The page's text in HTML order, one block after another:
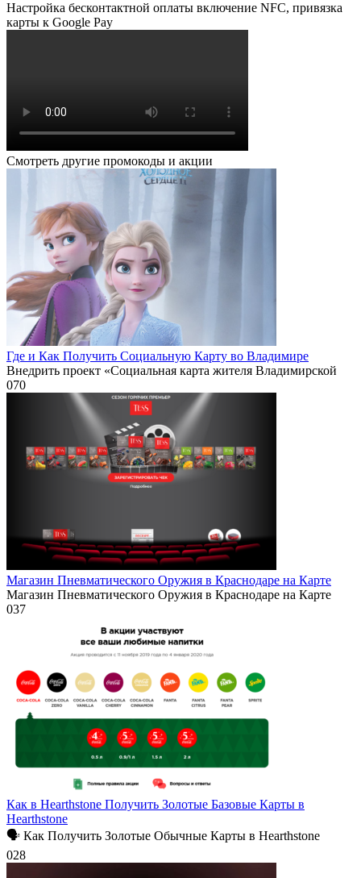
Настройка бесконтактной оплаты включение NFC, привязка
карты к Google Pay
Смотреть другие промокоды и акции
Где и Как Получить Социальную Карту во Владимире
Внедрить проект «Социальная карта жителя Владимирской
070
Магазин Пневматического Оружия в Краснодаре на Карте
Магазин Пневматического Оружия в Краснодаре на Карте
037
Как в Hearthstone Получить Золотые Базовые Карты в
Hearthstone
🗣 Как Получить Золотые Обычные Карты в Hearthstone
028